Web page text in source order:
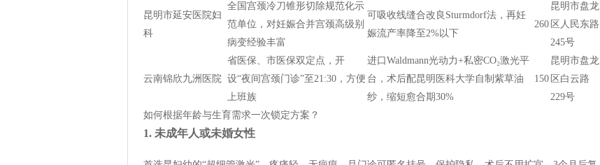
昆明市延安医院妇
科
全国宫颈冷刀锥形切除规范化示
范单位，对妊娠合并宫颈高级别
病变经验丰富
可吸收线缝合改良Sturmdorf法，再妊
娠流产率降至2%以下
260
昆明市盘龙
区人民东路
245号
云南锦欣九洲医院
省医保、市医保双定点，开
设“夜间宫颈门诊”至21:30，方便
上班族
进口Waldmann光动力+私密CO₂激光平
台，术后配昆明医科大学自制紫草油
纱，缩短愈合期30%
150
昆明市盘龙
区白云路
229号
如何根据年龄与生育需求一次锁定方案？
1. 未成年人或未婚女性